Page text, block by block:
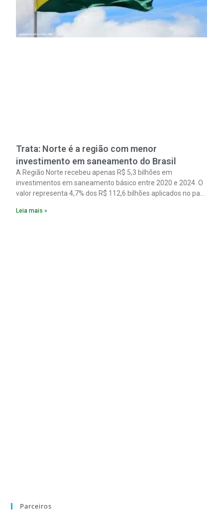
Trata: Norte é a região com menor
investimento em saneamento do Brasil
A Região Norte recebeu apenas R$ 5,3 bilhões em
investimentos em saneamento básico entre 2020 e 2024. O
valor representa 4,7% dos R$ 112,6 bilhões aplicados no país
Brasil em parceria com a GO Associados.
Leia mais »
Parceiros